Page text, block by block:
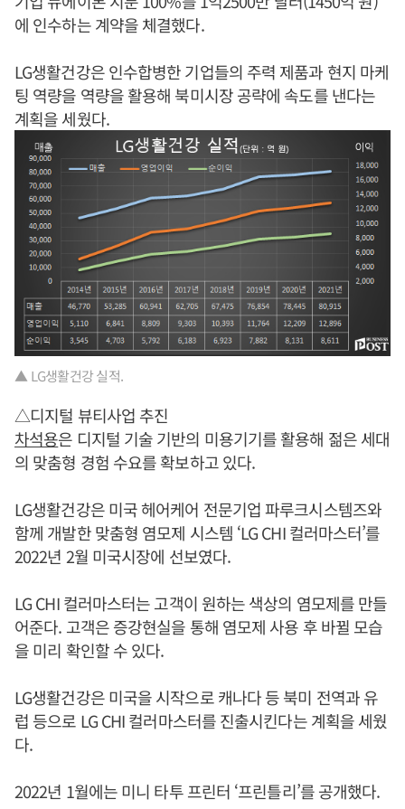
에 인수하는 계약을 체결했다.
LG생활건강은 인수합병한 기업들의 주력 제품과 현지 마케
팅 역량을 역량을 활용해 북미시장 공략에 속도를 낸다는
계획을 세웠다.
▲ LG생활건강 실적.
△디지털 뷰티사업 추진
차석용은 디지털 기술 기반의 미용기기를 활용해 젊은 세대
의 맞춤형 경험 수요를 확보하고 있다.
LG생활건강은 미국 헤어케어 전문기업 파루크시스템즈와
함께 개발한 맞춤형 염모제 시스템 ‘LG CHI 컬러마스터’를
2022년 2월 미국시장에 선보였다.
LG CHI 컬러마스터는 고객이 원하는 색상의 염모제를 만들
어준다. 고객은 증강현실을 통해 염모제 사용 후 바뀔 모습
을 미리 확인할 수 있다.
LG생활건강은 미국을 시작으로 캐나다 등 북미 전역과 유
럽 등으로 LG CHI 컬러마스터를 진출시킨다는 계획을 세웠
다.
2022년 1월에는 미니 타투 프린터 ‘프린틀리’를 공개했다.